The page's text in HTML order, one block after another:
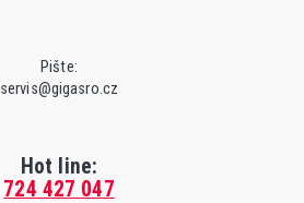
Pište:
servis@gigasro.cz
Hot line:
724 427 047